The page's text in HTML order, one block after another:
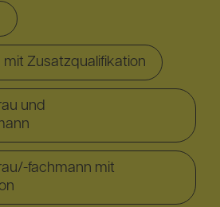
mit Zusatzqualifikation
und
fachmann mit